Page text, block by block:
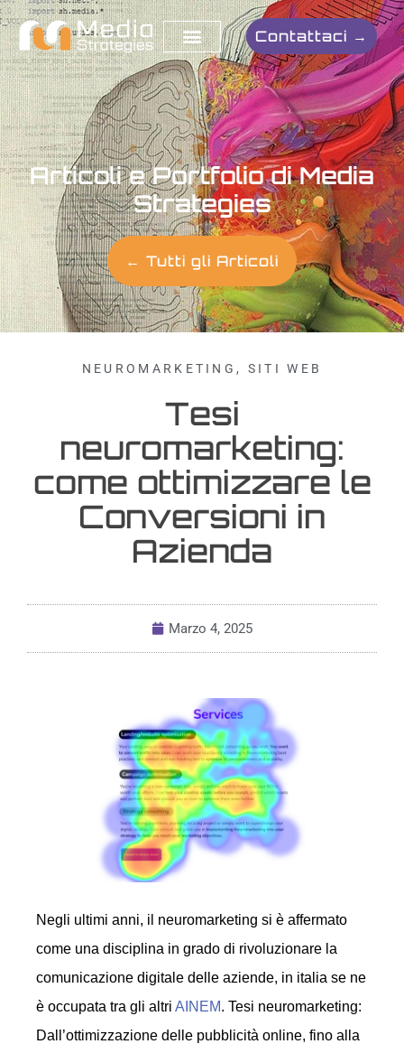
Contattaci →
Articoli e Portfolio di Media
Strategies
← Tutti gli Articoli
NEUROMARKETING , SITI WEB
Tesi
neuromarketing:
come ottimizzare le
Conversioni in
Azienda
Marzo 4, 2025
Negli ultimi anni, il neuromarketing si è affermato
come una disciplina in grado di rivoluzionare la
comunicazione digitale delle aziende, in italia se ne
è occupata tra gli altri AINEM. Tesi neuromarketing:
Dall’ottimizzazione delle pubblicità online, fino alla